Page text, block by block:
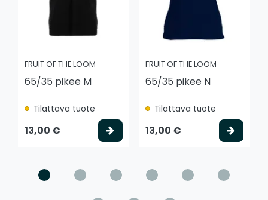
FRUIT OF THE LOOM
65/35 pikee M
Tilattava tuote
13,00 € Valitse vaihtoehto
FRUIT OF THE LOOM
65/35 pikee N
Tilattava tuote
13,00 €